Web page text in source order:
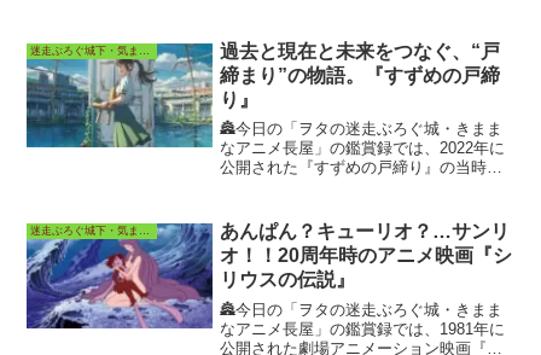
ます。今日のメロー感想・考察は博多弁
モード。
過去と現在と未来をつなぐ、“戸
締まり”の物語。『すずめの戸締
り』
🏯今日の「ヲタの迷走ぶろぐ城・きまま
なアニメ長屋」の鑑賞録では、2022年に
公開された『すずめの戸締り』の当時の
迷走ぶろぐ城下・気ままなアニメ長屋
あんぱん？キューリオ？…サンリ
オ！！20周年時のアニメ映画『シ
リウスの伝説』
🏯今日の「ヲタの迷走ぶろぐ城・きまま
なアニメ長屋」の鑑賞録では、1981年に
公開された劇場アニメーション映画『シ